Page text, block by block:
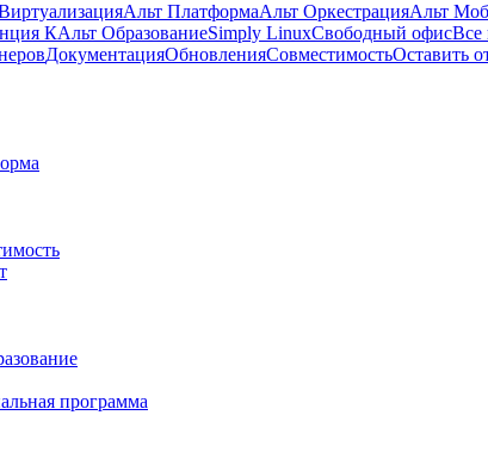
Альт ПлатформаАльт ОркестрацияАльт
КАльт ОбразованиеSimply LinuxСвободный офисВсе
ДокументацияОбновленияСовместимостьОставить
программа